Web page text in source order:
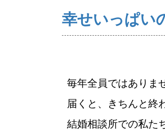
ご来店WEB予約
幸せいっぱい
毎年全員ではありま
届くと、きちんと終
結婚相談所での私た